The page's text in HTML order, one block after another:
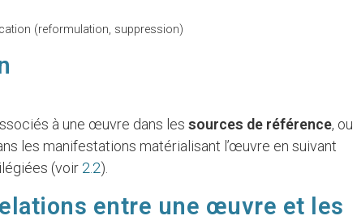
(reformulation, suppression)
à une œuvre dans lessources de référence, ou
les manifestations matérialisant l’œuvre en suivant
(voir 2.2).
entre une œuvre et les